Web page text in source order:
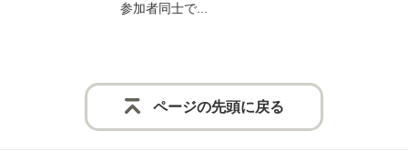
参加者同士で...
ページの先頭に戻る